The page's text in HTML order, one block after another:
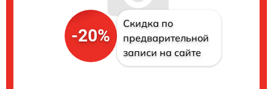
-20%
Скидка по
предварительной
записи на сайте